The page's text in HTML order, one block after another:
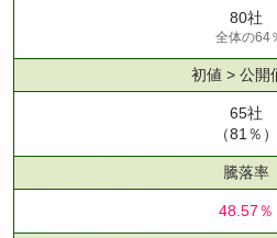
80社
全体の64
初値 > 公開
65社
（81％）
騰落率
48.57％